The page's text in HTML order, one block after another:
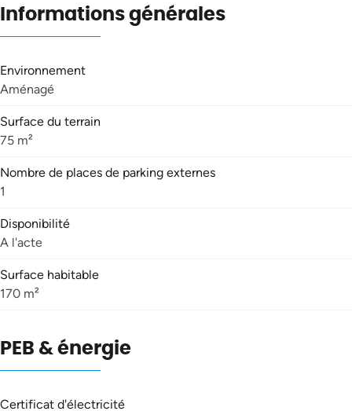
Informations générales
Environnement
Aménagé
Surface du terrain
75 m²
Nombre de places de parking externes
1
Disponibilité
A l'acte
Surface habitable
170 m²
PEB & énergie
Certificat d'électricité